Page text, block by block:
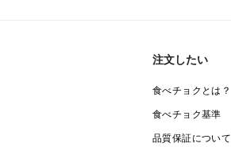
注文したい
食べチョクとは？
食べチョク基準
品質保証について